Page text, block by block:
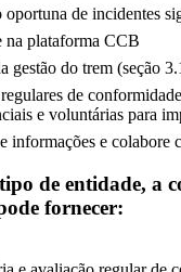
de incidentes
na plataforma CCB
gestão do trem (seção
de
e voluntárias para
informações e colabore
de entidade, a
fornecer: